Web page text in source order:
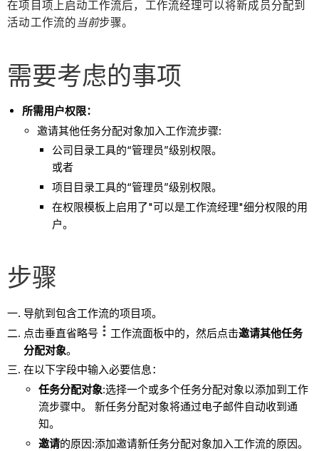
在项目项上启动工作流后，工作流经理可以将新成员分配到
活动工作流的当前步骤。
需要考虑的事项
所需用户权限：
邀请其他任务分配对象加入工作流步骤:
公司目录工具的“管理员”级别权限。
或者
项目目录工具的“管理员”级别权限。
在权限模板上启用了"可以是工作流经理"细分权限的用
户。
步骤
导航到包含工作流的项目项。
点击垂直省略号
工作流面板中的，然后点击邀请其他任务
分配对象。
在以下字段中输入必要信息：
任务分配对象:选择一个或多个任务分配对象以添加到工作
流步骤中。 新任务分配对象将通过电子邮件自动收到通
知。
邀请的原因:添加邀请新任务分配对象加入工作流的原因。